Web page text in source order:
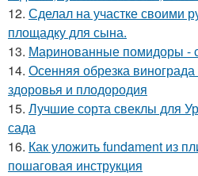
12. Сделал на участке своими
площадку для сына.
13. Маринованные помидоры -
14. Осенняя обрезка
здоровья и плодородия
15. Лучшие сорта свеклы для
сада
16. Как уложить fundament из
пошаговая инструкция